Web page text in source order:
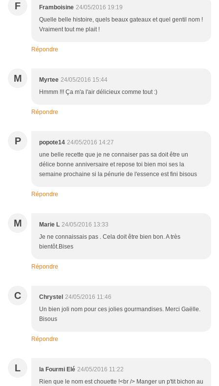
F Framboisine 24/05/2016 19:19
Quelle belle histoire, quels beaux gateaux et quel gentil nom !
Vraiment tout me plait !
Répondre
M Myrtee 24/05/2016 15:44
Hmmm !!! Ça m'a l'air délicieux comme tout :)
Répondre
P popote14 24/05/2016 14:27
une belle recette que je ne connaiser pas sa doit être un
délice bonne anniversaire et repose toi bien moi ses la
semaine prochaine si la pénurie de l'essence est fini bisous
Répondre
M Marie L 24/05/2016 13:33
Je ne connaissais pas . Cela doit être bien bon. A très
bientôt.Bises
Répondre
C Chrystel 24/05/2016 11:46
Un bien joli nom pour ces jolies gourmandises. Merci Gaëlle.
Bisous
Répondre
L la Fourmi Elé 24/05/2016 11:22
Rien que le nom est chouette !<br /> Manger un p'tit bichon au